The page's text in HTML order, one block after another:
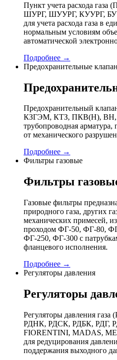
Пункт учета расхода
ШУРГ, ШУУРГ, КУУРГ,
для учета расхода газа в
нормальным условиям
автоматической
Подробнее →
Предохранительные
Предохранительный
КЗГЭМ, КТЗ, ПКВ(Н),
трубопроводная арматура,
от механического
Подробнее →
Фильтры газовые
Фильтры
Газовые фильтры
природного газа, других
механических примесей,
проходом ФГ-50, ФГ-80,
ФГ-250, ФГ-300 с
фланцевого исполнения.
Подробнее →
Регуляторы давления
Регуляторы
Регуляторы давления
РДНК, РДСК, РДБК, РДГ,
FIORENTINI, MADAS,
для редуцирования
поддержания выходного